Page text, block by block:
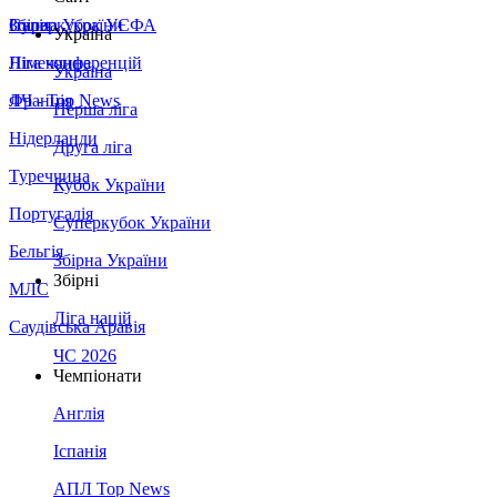
Збірна України
Італія
Німеччина
Франція
Нідерланди
Туреччина
Португалія
Бельгія
МЛС
Саудівська Аравія
Суперкубок УЄФА
Ліга конференцій
ЛЧ - Top News
Україна
Україна
Перша ліга
Друга ліга
Кубок України
Суперкубок України
Збірна України
Збірні
Ліга націй
ЧС 2026
Чемпіонати
Англія
Іспанія
АПЛ Top News